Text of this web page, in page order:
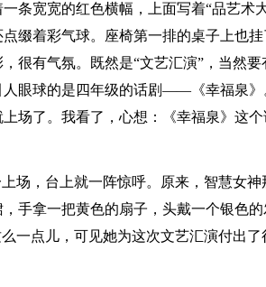
条宽宽的红色横幅，上面写着“品艺术
缀着彩气球。座椅第一排的桌子上也
很有气氛。既然是“文艺汇演”，当然
人眼球的是四年级的话剧——《幸福泉
场了。我看了，心想：《幸福泉》这个
场，台上就一阵惊呼。原来，智慧女
手拿一把黄色的扇子，头戴一个银色
一点儿，可见她为这次文艺汇演付出